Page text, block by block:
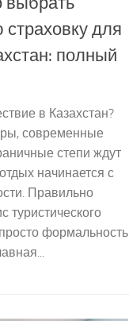
страховку для
полный
в Казахстан?
современные
степи ждут
начинается с
Правильно
формальность